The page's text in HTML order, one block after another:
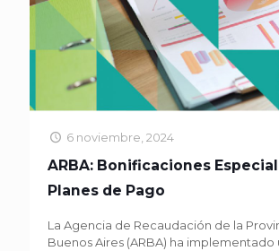
6 noviembre, 2024
ARBA: Bonificaciones
Planes de Pago
La Agencia de Recaudación de la
Buenos Aires (ARBA) ha implementado